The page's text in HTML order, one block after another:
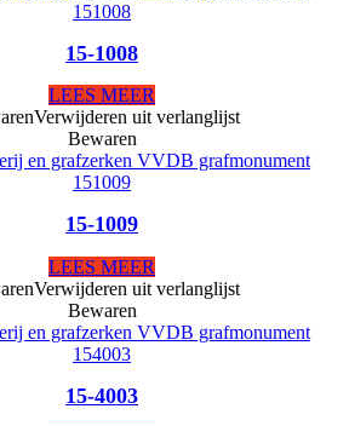
15-1008
LEES MEER
Verwijderen uit verlanglijst
Bewaren
15-1009
LEES MEER
Verwijderen uit verlanglijst
Bewaren
15-4003